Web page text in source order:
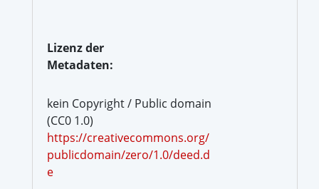
Lizenz der
Metadaten:
kein Copyright / Public domain
(CC0 1.0)
https://creativecommons.org/
publicdomain/zero/1.0/deed.d
e